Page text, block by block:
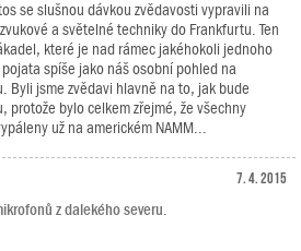
se slušnou dávkou zvědavosti vypravili na
a světelné techniky do Frankfurtu. Ten
které je nad rámec jakéhokoli jednoho
spíše jako náš osobní pohled na
Byli jsme zvědavi hlavně na to, jak bude
protože bylo celkem zřejmé, že všechny
už na americkém NAMM...
7. 4. 2015
z dalekého severu.